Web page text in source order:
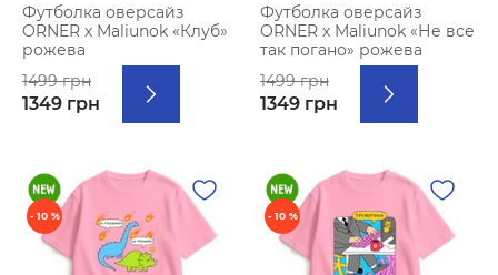
Футболка оверсайз
ORNER х Maliunok «Клуб»
рожева
1499 грн
1349 грн
Футболка оверсайз
ORNER х Maliunok «Не все
так погано» рожева
1499 грн
1349 грн
- 10 % - 10 %